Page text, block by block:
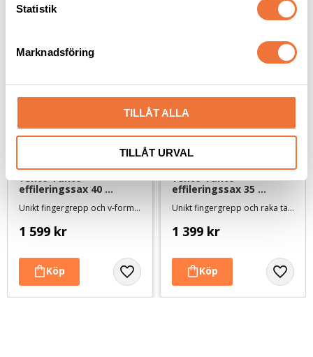
Statistik
Marknadsföring
TILLÅT ALLA
TILLÅT URVAL
Yento Tanto
effileringssax 40
Unikt fingergrepp och v-formade tänder - längd ca 19 cm
1 599 kr
Yento Tanto
effileringssax 35
Unikt fingergrepp och raka tänder - längd ca 19,5 cm
1 399 kr